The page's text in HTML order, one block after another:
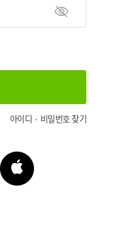
아이디 · 비밀번호 찾기